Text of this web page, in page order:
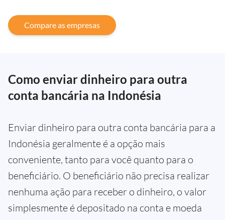
Compare as empresas
Como enviar dinheiro para outra
conta bancária na Indonésia
Enviar dinheiro para outra conta bancária para a
Indonésia geralmente é a opção mais
conveniente, tanto para você quanto para o
beneficiário. O beneficiário não precisa realizar
nenhuma ação para receber o dinheiro, o valor
simplesmente é depositado na conta e moeda